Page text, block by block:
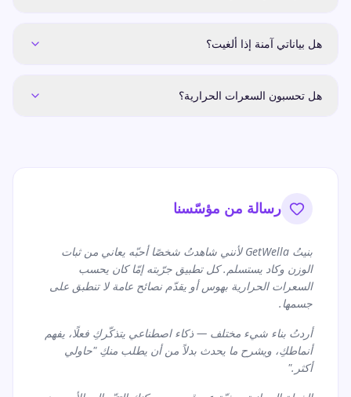
هل بياناتي آمنة إذا ألغيت؟
هل تحسبون السعرات الحرارية؟
رسالة من مؤسّسنا
بنيتُ GetWella لأنني شاهدتُ شخصًا أحبّه يعاني من ثبات
الوزن وكاد يستسلم. كل تطبيق جرّبته إمّا كان يحسب
السعرات الحرارية بهوس أو يقدّم نصائح عامة لا تنطبق على
جسمها.
أردتُ بناء شيء مختلف — ذكاء اصطناعي يتذكّركِ فعلًا، يفهم
أنماطكِ، ويشرح ما يحدث بدلاً من أن يطلب منكِ "حاولي
أكثر."